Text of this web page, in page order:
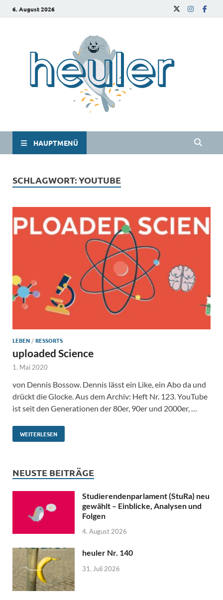
6. August 2026
HAUPTMENÜ
SCHLAGWORT:YOUTUBE
LEBEN /RESSORTS
uploaded Science
1. Mai 2020
von Dennis Bossow. Dennis lässt ein Like, ein Abo da und
drückt die Glocke. Aus dem Archiv: Heft Nr. 123. YouTube
ist seit den Generationen der 80er, 90er und 2000er, …
WEITERLESEN
NEUSTE BEITRÄGE
Studierendenparlament (StuRa) neu
gewählt – Einblicke, Analysen und
Folgen
4. August 2026
heuler Nr. 140
31. Juli 2026